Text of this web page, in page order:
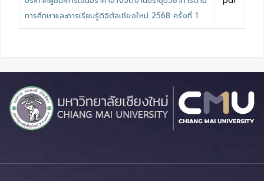
การศึกษาและการเรียนรู้ดิจิตัลเชียงใหม่ 2568 ครั้งที่ 1